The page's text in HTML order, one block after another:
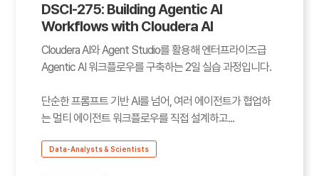
DSCI-275: Building Agentic AI
Workflows with Cloudera AI
Cloudera AI와 Agent Studio를 활용해 엔터프라이즈급
Agentic AI 워크플로우를 구축하는 2일 실습 과정입니다.
단순한 프롬프트 기반 AI를 넘어, 여러 에이전트가 협업하
는 멀티 에이전트 워크플로우를 직접 설계하고...
Data-Analysts & Scientists